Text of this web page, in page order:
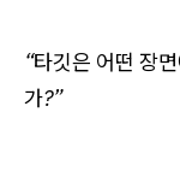
“타깃은 어떤 장
가?”